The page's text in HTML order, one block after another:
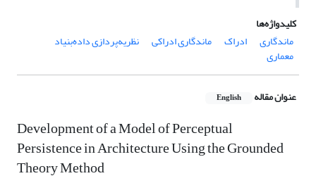
کلیدواژه‌ها
ماندگاری
ادراک ماندگاری ادراکی نظریه‌پردازی داده‌بنیاد
معماری
عنوان مقاله English
Development of a Model of Perceptual
Persistence in Architecture Using the Grounded
Theory Method